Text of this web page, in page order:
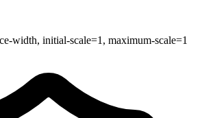
width, initial-scale=1, maximum-scale=1